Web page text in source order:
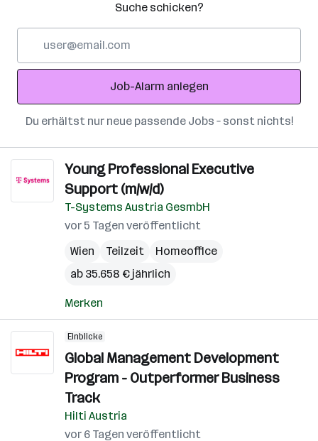
Suche schicken?
Adresse
Job-Alarm anlegen
Du erhältst nur neue passende Jobs – sonst nichts!
Young Professional Executive
Support (m/w/d)
T-Systems Austria GesmbH
vor 5 Tagen veröffentlicht
Wien
Teilzeit
Homeoffice
ab 35.658 € jährlich
Merken
Einblicke
Global Management Development
Program - Outperformer Business
Track
Hilti Austria
vor 6 Tagen veröffentlicht